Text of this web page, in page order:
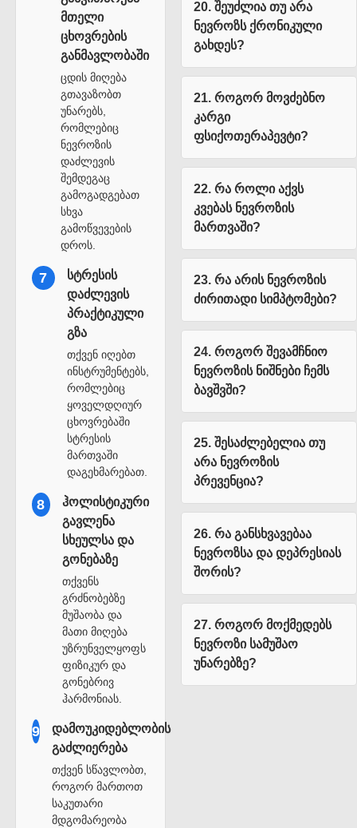
მთელი
ცხოვრების
განმავლობაში
ცდის მიღება
გთავაზობთ
უნარებს,
რომლებიც
ნევროზის
დაძლევის
შემდეგაც
გამოგადგებათ
სხვა
გამოწვევების
დროს.
7
სტრესის
დაძლევის
პრაქტიკული
გზა
თქვენ იღებთ
ინსტრუმენტებს,
რომლებიც
ყოველდღიურ
ცხოვრებაში
სტრესის
მართვაში
დაგეხმარებათ.
8
ჰოლისტიკური
გავლენა
სხეულსა და
გონებაზე
თქვენს
გრძნობებზე
მუშაობა და
მათი მიღება
უზრუნველყოფს
ფიზიკურ და
გონებრივ
ჰარმონიას.
9
დამოუკიდებლობის
გაძლიერება
თქვენ სწავლობთ,
როგორ მართოთ
საკუთარი
მდგომარეობა
20. შეუძლია თუ არა
ნევროზს ქრონიკული
გახდეს?
21. როგორ მოვძებნო
კარგი
ფსიქოთერაპევტი?
22. რა როლი აქვს
კვებას ნევროზის
მართვაში?
23. რა არის ნევროზის
ძირითადი სიმპტომები?
24. როგორ შევამჩნიო
ნევროზის ნიშნები ჩემს
ბავშვში?
25. შესაძლებელია თუ
არა ნევროზის
პრევენცია?
26. რა განსხვავებაა
ნევროზსა და დეპრესიას
შორის?
27. როგორ მოქმედებს
ნევროზი სამუშაო
უნარებზე?